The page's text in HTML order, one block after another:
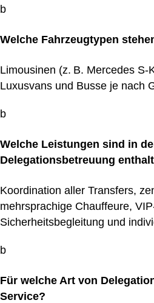
b
Welche Fahrzeugtypen
Limousinen (z. B. Mercedes S-
Luxusvans und Busse je nach
b
Welche Leistungen sind in
Delegationsbetreuung
Koordination aller Transfers,
mehrsprachige Chauffeure,
Sicherheitsbegleitung und
b
Für welche Art von
Service?